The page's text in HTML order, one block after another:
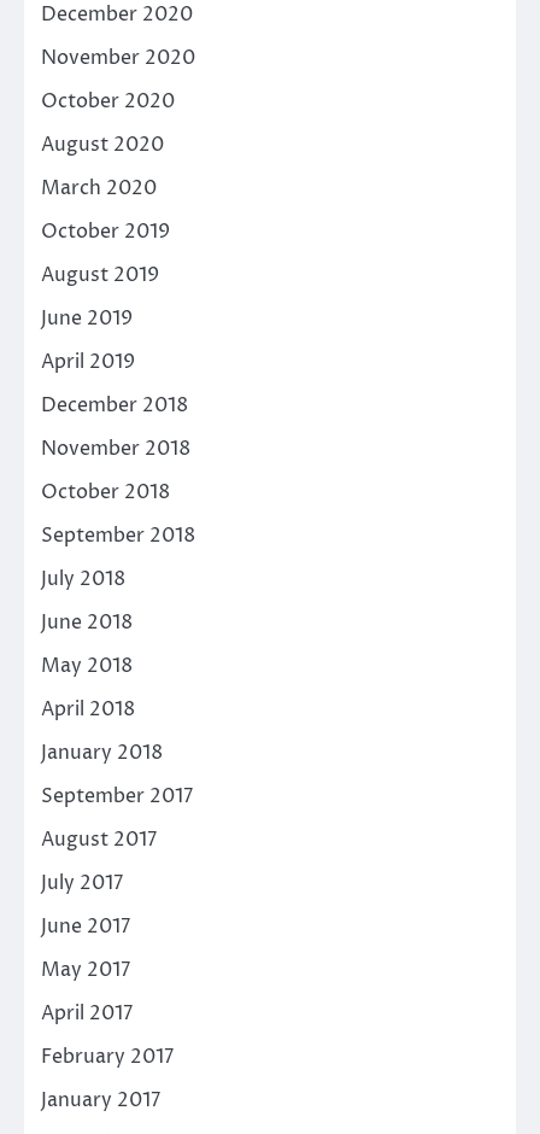
December 2020
November 2020
October 2020
August 2020
March 2020
October 2019
August 2019
June 2019
April 2019
December 2018
November 2018
October 2018
September 2018
July 2018
June 2018
May 2018
April 2018
January 2018
September 2017
August 2017
July 2017
June 2017
May 2017
April 2017
February 2017
January 2017